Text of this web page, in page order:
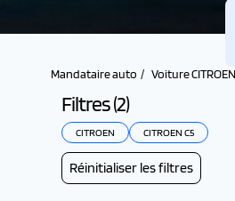
Mandataire auto Voiture CITROEN
Filtres (2)
CITROEN CITROEN C5
Réinitialiser les filtres